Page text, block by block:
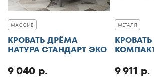
МАССИВ
КРОВАТЬ ДРЁМА
НАТУРА СТАНДАРТ ЭКО
9 040 р.
МЕТАЛЛ
9 911 р.